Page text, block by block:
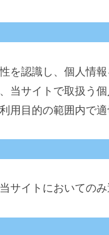
を認識し、個人情
当サイトで取扱う
用目的の範囲内で適
サイトにおいてのみ